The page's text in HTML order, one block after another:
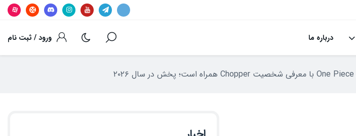
ورود / ثبت نام درباره ما